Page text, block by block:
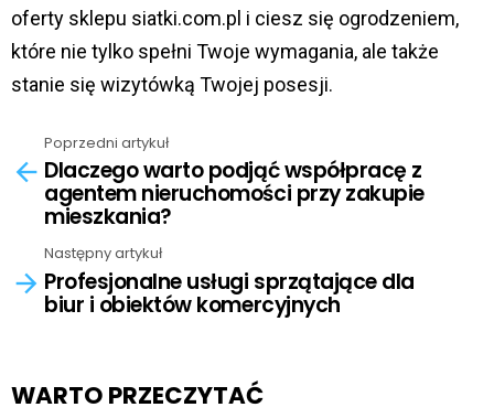
oferty sklepu siatki.com.pl i ciesz się ogrodzeniem,
które nie tylko spełni Twoje wymagania, ale także
stanie się wizytówką Twojej posesji.
more
Poprzedni artykuł
Dlaczego warto podjąć współpracę z
agentem nieruchomości przy zakupie
mieszkania?
Następny artykuł
Profesjonalne usługi sprzątające dla
biur i obiektów komercyjnych
WARTO PRZECZYTAĆ